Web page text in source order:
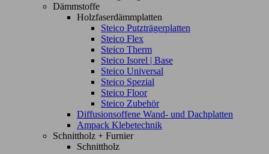
Dämmstoffe
Holzfaserdämmplatten
Steico Putzträgerplatten
Steico Flex
Steico Therm
Steico Isorel | Base
Steico Universal
Steico Spezial
Steico Floor
Steico Zubehör
Diffusionsoffene Wand- und Dachplatten
Ampack Klebetechnik
Schnittholz + Furnier
Schnittholz